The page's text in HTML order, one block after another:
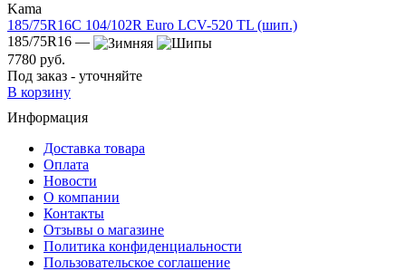
Kama
185/75R16C 104/102R Euro LCV-520 TL (шип.)
185/75R16 —
7780 руб.
Под заказ - уточняйте
В корзину
Информация
Доставка товара
Оплата
Новости
О компании
Контакты
Отзывы о магазине
Политика конфиденциальности
Пользовательское соглашение